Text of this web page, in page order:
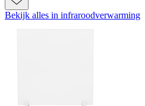
Bekijk alles in infraroodverwarming